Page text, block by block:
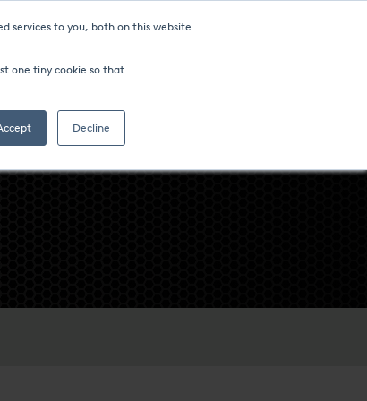
services to you, both on this website
one tiny cookie so that
Decline